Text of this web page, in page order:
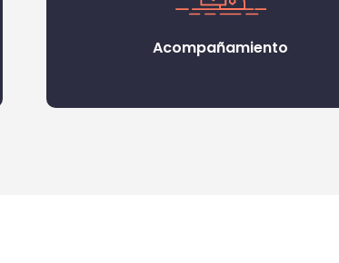
Acompañamiento